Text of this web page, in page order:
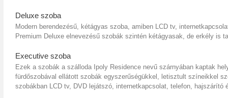
Deluxe szoba
Modern berendezésű, kétágyas szoba, amiben LCD tv,
Premium Deluxe elnevezésű szobák szintén kétágyasak, de erkély is
Executive szoba
Ezek a szobák a szálloda Ipoly Residence nevű szárnyában kaptak
fürdőszobával ellátott szobák egyszerűségükkel, letisztult színeikkel
szobákban LCD tv, DVD lejátszó, internetkapcsolat, telefon, hajszárító